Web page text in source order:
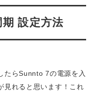
設定方法
たらSunnto 7の電源を入
見れると思います！これ